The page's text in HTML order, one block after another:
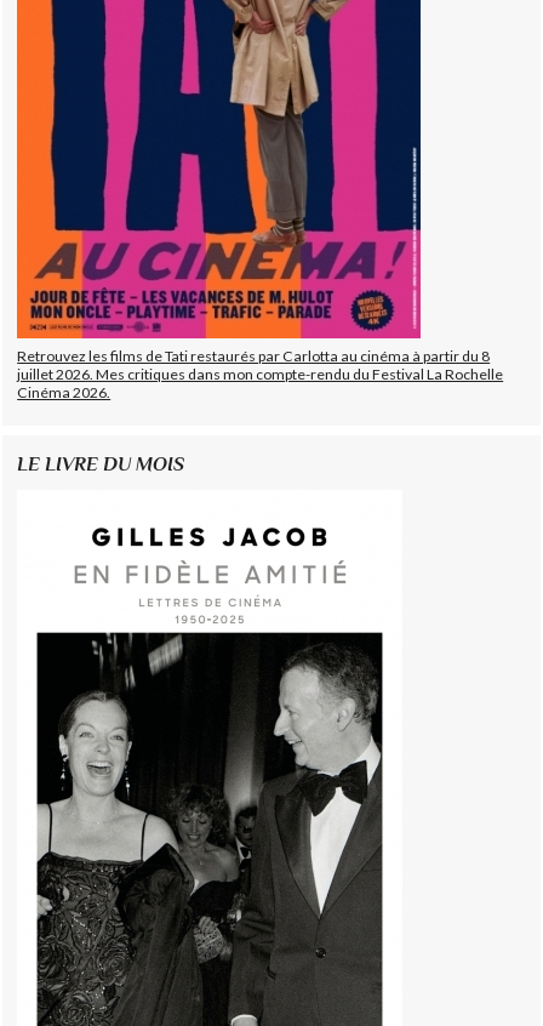
Retrouvez les films de Tati restaurés par Carlotta au cinéma à partir du 8
juillet 2026. Mes critiques dans mon compte-rendu du Festival La Rochelle
Cinéma 2026.
LE LIVRE DU MOIS